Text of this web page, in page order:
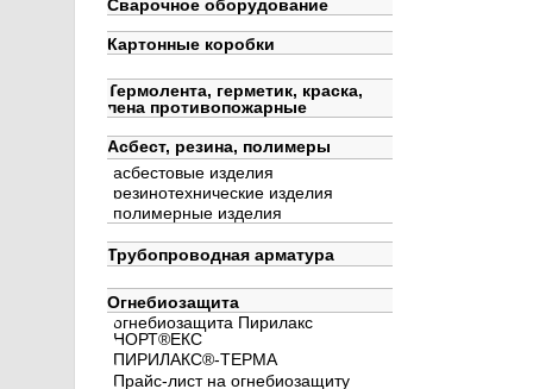
Сварочное оборудование
Картонные коробки
Термолента, герметик, краска,
пена противопожарные
Асбест, резина, полимеры
асбестовые изделия
резинотехнические изделия
полимерные изделия
Трубопроводная арматура
огнебиозащита Пирилакс
НОРТ®ЕКС
ПИРИЛАКС®-ТЕРМА
Прайс-лист на огнебиозащиту
Огнебиозащита